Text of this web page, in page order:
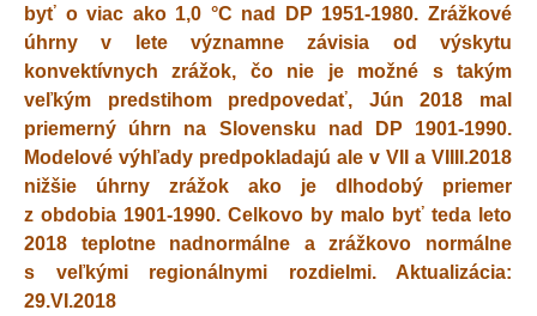
byť o viac ako 1,0 °C nad DP 1951-1980. Zrážkové
úhrny v lete významne závisia od výskytu
konvektívnych zrážok, čo nie je možné s takým
veľkým predstihom predpovedať, Jún 2018 mal
priemerný úhrn na Slovensku nad DP 1901-1990.
Modelové výhľady predpokladajú ale v VII a VIIII.2018
nižšie úhrny zrážok ako je dlhodobý priemer
z obdobia 1901-1990. Celkovo by malo byť teda leto
2018 teplotne nadnormálne a zrážkovo normálne
s veľkými regionálnymi rozdielmi. Aktualizácia:
29.VI.2018